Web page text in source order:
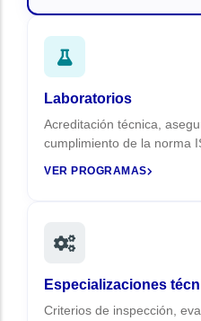
Laboratorios
Acreditación técnica,
cumplimiento de la norma
VER PROGRAMAS
Especializaciones
Criterios de inspección,